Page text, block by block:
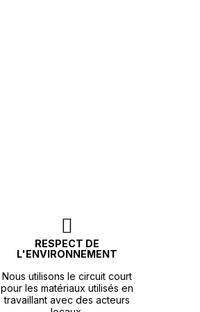
RESPECT DE
L'ENVIRONNEMENT
Nous utilisons le circuit court
pour les matériaux utilisés en
travaillant avec des acteurs